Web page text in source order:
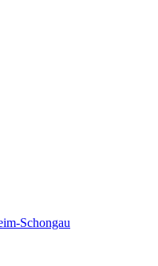
Schongau